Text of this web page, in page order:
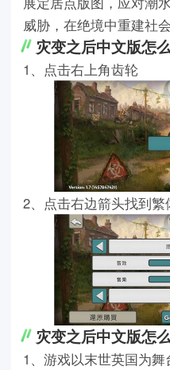
威胁，在绝境中重建社
灾变之后中文版怎
1、点击右上角齿轮
2、点击右边箭头找到繁
灾变之后中文版怎
1、游戏以末世英国为舞